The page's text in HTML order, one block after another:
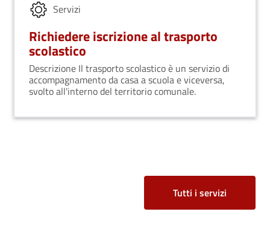
Servizi
Richiedere iscrizione al trasporto
scolastico
Descrizione Il trasporto scolastico è un servizio di
accompagnamento da casa a scuola e viceversa,
svolto all'interno del territorio comunale.
Tutti i servizi